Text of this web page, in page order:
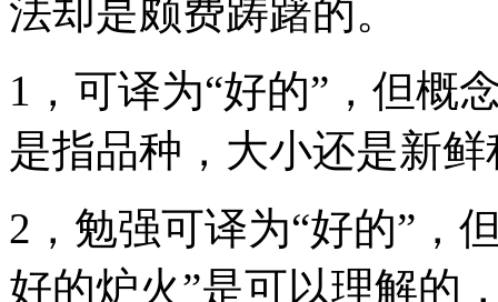
法却是颇费踌躇的。
1，可译为“好的”，但概
是指品种，大小还是
2，勉强可译为“好的”，
好的炉火”是可以理解的